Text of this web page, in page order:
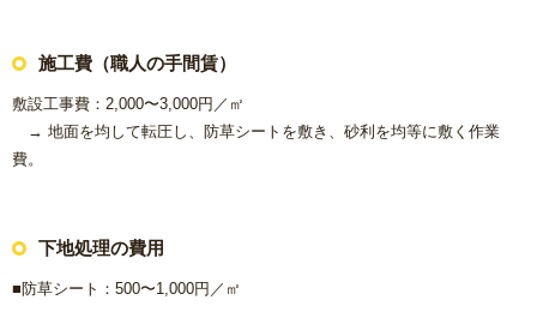
施工費（職人の手間賃）
敷設工事費：2,000〜3,000円／㎡
→ 地面を均して転圧し、防草シートを敷き、砂利を均等に敷く作業
費。
下地処理の費用
■防草シート：500〜1,000円／㎡